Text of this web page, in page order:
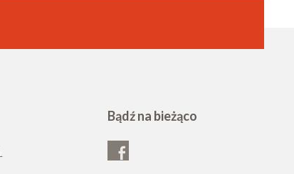
Bądź na bieżąco